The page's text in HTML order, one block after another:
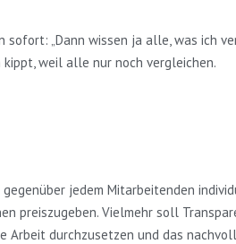
„Dann wissen ja alle, was ich
kippt, weil alle nur noch vergleichen.
jedem Mitarbeitenden
preiszugeben. Vielmehr soll
durchzusetzen und das